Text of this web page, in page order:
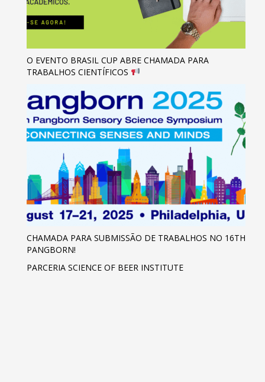
O EVENTO BRASIL CUP ABRE CHAMADA PARA
TRABALHOS CIENTÍFICOS
CHAMADA PARA SUBMISSÃO DE TRABALHOS NO 16TH
PANGBORN!
PARCERIA SCIENCE OF BEER INSTITUTE